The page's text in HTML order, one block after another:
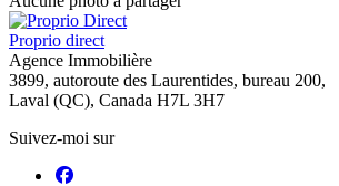
Proprio direct
Agence Immobilière
3899, autoroute des Laurentides, bureau 200,
Laval (QC), Canada H7L 3H7
Suivez-moi sur